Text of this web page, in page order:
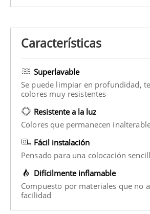
Características
Superlavable
Se puede limpiar en profundidad,
colores muy resistentes
Resistente a la luz
Colores que permanecen
Fácil instalación
Pensado para una colocación
Difícilmente inflamable
Compuesto por materiales que no
facilidad